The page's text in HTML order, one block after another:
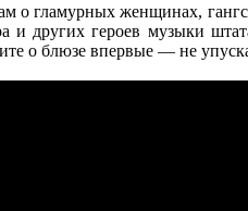
о гламурных женщинах,
других героев музыки
о блюзе впервые — не